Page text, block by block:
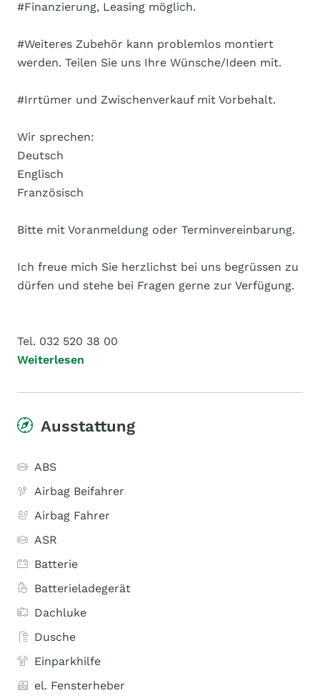
#Finanzierung, Leasing möglich.
#Weiteres Zubehör kann problemlos montiert
werden. Teilen Sie uns Ihre Wünsche/Ideen mit.
#Irrtümer und Zwischenverkauf mit Vorbehalt.
Wir sprechen:
Deutsch
Englisch
Französisch
Bitte mit Voranmeldung oder Terminvereinbarung.
Ich freue mich Sie herzlichst bei uns begrüssen zu
dürfen und stehe bei Fragen gerne zur Verfügung.
Tel. 032 520 38 00
Weiterlesen
Ausstattung
ABS
Airbag Beifahrer
Airbag Fahrer
ASR
Batterie
Batterieladegerät
Dachluke
Dusche
Einparkhilfe
el. Fensterheber